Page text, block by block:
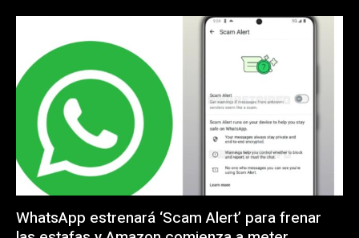
WhatsApp estrenará ‘Scam Alert’ para frenar